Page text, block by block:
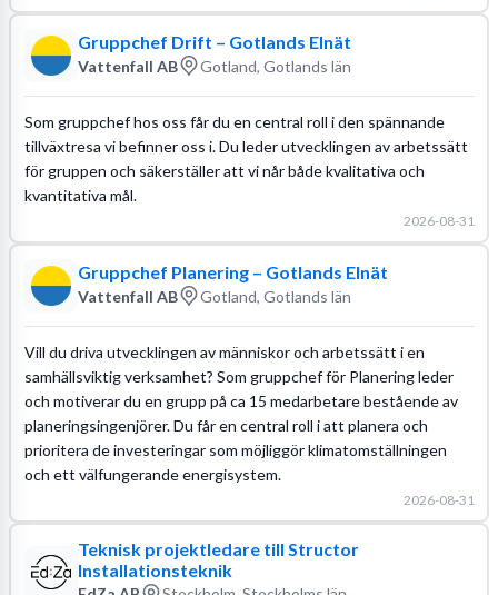
Gruppchef Drift – Gotlands Elnät
Vattenfall AB Gotland, Gotlands län
Som gruppchef hos oss får du en central roll i den spännande
tillväxtresa vi befinner oss i. Du leder utvecklingen av arbetssätt
för gruppen och säkerställer att vi når både kvalitativa och
kvantitativa mål.
2026-08-31
Gruppchef Planering – Gotlands Elnät
Vattenfall AB Gotland, Gotlands län
Vill du driva utvecklingen av människor och arbetssätt i en
samhällsviktig verksamhet? Som gruppchef för Planering leder
och motiverar du en grupp på ca 15 medarbetare bestående av
planeringsingenjörer. Du får en central roll i att planera och
prioritera de investeringar som möjliggör klimatomställningen
och ett välfungerande energisystem.
2026-08-31
Teknisk projektledare till Structor
Installationsteknik